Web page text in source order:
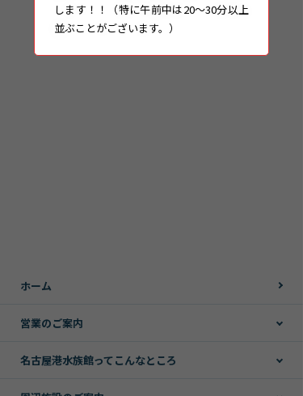
海の仲間たち一覧に戻る
ホーム
営業のご案内
名古屋港水族館ってこんなところ
します！！（特に午前中は20～30分以上
並ぶことがございます。）